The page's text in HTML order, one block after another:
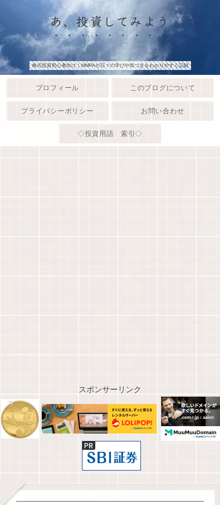
あ、投資してみよう
株式投資初心者向け｜MMPAが日々の学びや気づきをわかりやすく記録
プロフィール このブログについて
プライバシーポリシー お問い合わせ
◇投資用語 索引◇
スポンサーリンク